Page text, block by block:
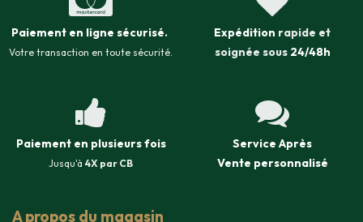
Paiement en ligne sécurisé.
Votre transaction en toute sécurité.
Expédition rapide et
soignée sous 24/48h
Paiement en plusieurs fois
Jusqu'à 4X par CB
Service Après
Vente personnalisé
A propos du magasin